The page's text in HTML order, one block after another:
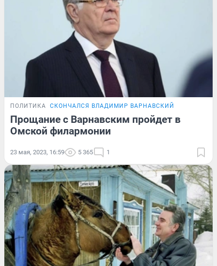
ПОЛИТИКА СКОНЧАЛСЯ ВЛАДИМИР ВАРНАВСКИЙ
Прощание с Варнавским пройдет в
Омской филармонии
23 мая, 2023, 16:59 5 365 1